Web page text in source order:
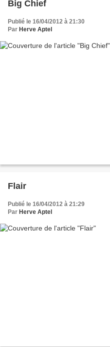
Big Chief
Publié le 16/04/2012 à 21:30
Par Herve Aptel
Flair
Publié le 16/04/2012 à 21:29
Par Herve Aptel